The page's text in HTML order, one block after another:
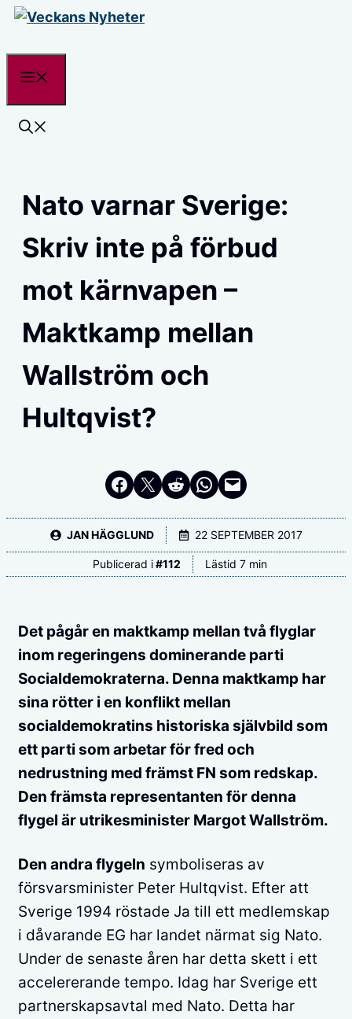
Hoppa
Nato varnar Sverige:
Skriv inte på förbud
mot kärnvapen –
Maktkamp mellan
Wallström och
Hultqvist?
Dela på Facebook
Dela på Twitter
Dela på RedditDela i WhatsApp
Maila en länk
JAN HÄGGLUND 22 SEPTEMBER 2017
Publicerad i#112 Lästid 7 min
Det pågår en maktkamp mellan två flyglar
inom regeringens dominerande parti
Socialdemokraterna. Denna maktkamp har
sina rötter i en konflikt mellan
socialdemokratins historiska självbild som
ett parti som arbetar för fred och
nedrustning med främst FN som redskap.
Den främsta representanten för denna
flygel är utrikesminister Margot Wallström.
Den andra flygeln symboliseras av
försvarsminister Peter Hultqvist. Efter att
Sverige 1994 röstade Ja till ett medlemskap
i dåvarande EG har landet närmat sig Nato.
Under de senaste åren har detta skett i ett
accelererande tempo. Idag har Sverige ett
partnerskapsavtal med Nato. Detta har